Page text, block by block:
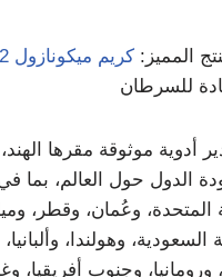
المميز: كريم ميكونازول 2%
للسرطان
موثوقة مقرها الهند،
الدول حول العالم، بما
المتحدة، وعُمان، وقطر،
السعودية، وهولندا،